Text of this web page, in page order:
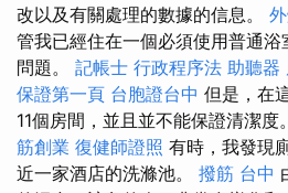
改以及有關處理的數據的信息。
管我已經住在一個必須使用普通
問題。 記帳士 行政程序法 助聽器
保證第一頁 台胞證台中 但是，在
11個房間，並且並不能保證清潔度
筋創業 復健師證照 有時，我發現
近一家酒店的洗滌池。 撥筋 台中